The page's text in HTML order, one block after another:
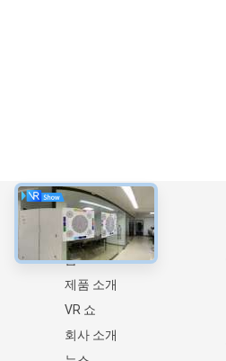
약
홈
제품 소개
VR 쇼
회사 소개